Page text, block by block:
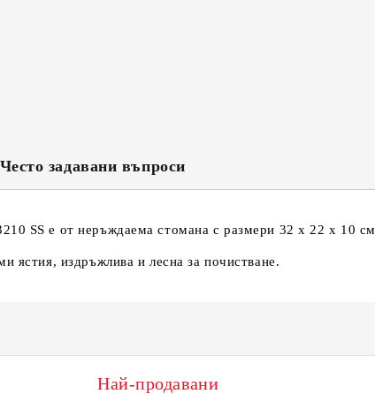
Често задавани въпроси
SS е от неръждаема стомана с размери 32 х 22 х 10
ястия, издръжлива и лесна за почистване.
Най-продавани